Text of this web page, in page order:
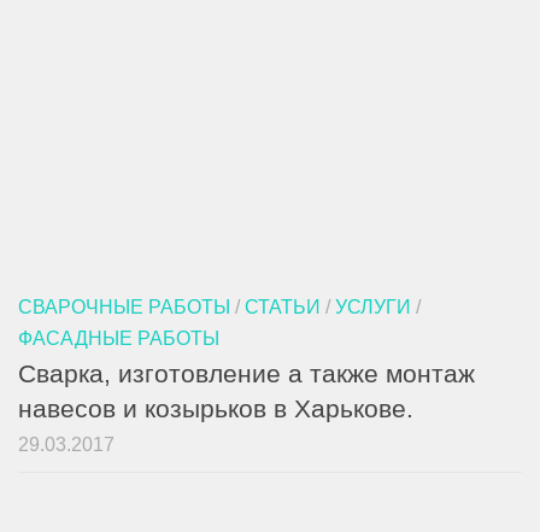
СВАРОЧНЫЕ РАБОТЫ / СТАТЬИ / УСЛУГИ /
ФАСАДНЫЕ РАБОТЫ
Сварка, изготовление а также монтаж
навесов и козырьков в Харькове.
29.03.2017